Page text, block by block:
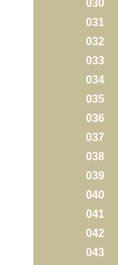
030
031
032
033
034
035
036
037
038
039
040
041
042
043